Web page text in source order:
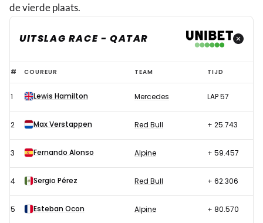
de vierde plaats.
UITSLAG RACE - QATAR
Uitslag
Formule
1
GP
2021
# COUREUR TEAM TIJD
1 Lewis Hamilton Mercedes LAP 57
2 Max Verstappen Red Bull + 25.743
3 Fernando Alonso Alpine + 59.457
4 Sergio Pérez Red Bull + 62.306
5 Esteban Ocon Alpine + 80.570